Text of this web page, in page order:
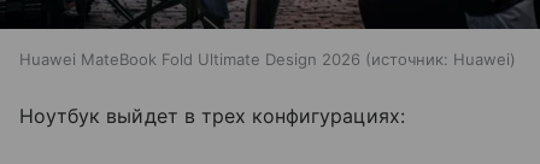
Huawei MateBook Fold Ultimate Design 2026 источник: Huawei
Ноутбук выйдет в трех конфигурациях: